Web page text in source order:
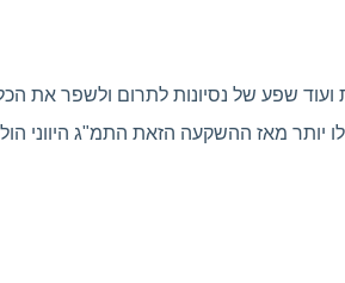
שפע של נסיונות לתרום ולשפר את